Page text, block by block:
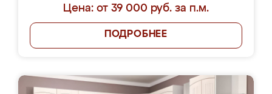
Цена: от 39 000 руб. за п.м.
ПОДРОБНЕЕ